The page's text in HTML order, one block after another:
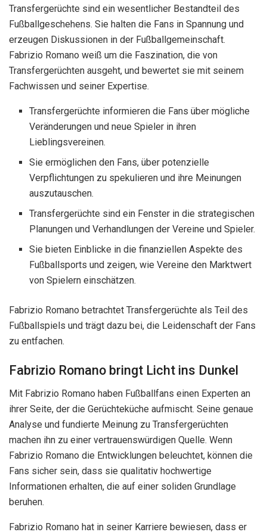
Transfergerüchte sind ein wesentlicher Bestandteil des
Fußballgeschehens. Sie halten die Fans in Spannung und
erzeugen Diskussionen in der Fußballgemeinschaft.
Fabrizio Romano weiß um die Faszination, die von
Transfergerüchten ausgeht, und bewertet sie mit seinem
Fachwissen und seiner Expertise.
Transfergerüchte informieren die Fans über mögliche
Veränderungen und neue Spieler in ihren
Lieblingsvereinen.
Sie ermöglichen den Fans, über potenzielle
Verpflichtungen zu spekulieren und ihre Meinungen
auszutauschen.
Transfergerüchte sind ein Fenster in die strategischen
Planungen und Verhandlungen der Vereine und Spieler.
Sie bieten Einblicke in die finanziellen Aspekte des
Fußballsports und zeigen, wie Vereine den Marktwert
von Spielern einschätzen.
Fabrizio Romano betrachtet Transfergerüchte als Teil des
Fußballspiels und trägt dazu bei, die Leidenschaft der Fans
zu entfachen.
Fabrizio Romano bringt Licht ins Dunkel
Mit Fabrizio Romano haben Fußballfans einen Experten an
ihrer Seite, der die Gerüchteküche aufmischt. Seine genaue
Analyse und fundierte Meinung zu Transfergerüchten
machen ihn zu einer vertrauenswürdigen Quelle. Wenn
Fabrizio Romano die Entwicklungen beleuchtet, können die
Fans sicher sein, dass sie qualitativ hochwertige
Informationen erhalten, die auf einer soliden Grundlage
beruhen.
Fabrizio Romano hat in seiner Karriere bewiesen, dass er